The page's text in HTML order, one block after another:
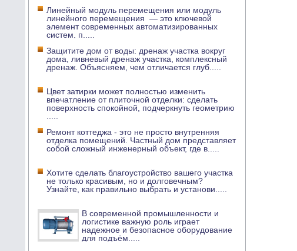
Линейный модуль перемещения или модуль
линейного перемещения — это ключевой
элемент современных автоматизированных
систем, п
Защитите дом от воды: дренаж участка вокруг
дома, ливневый дренаж участка, комплексный
дренаж. Объясняем, чем отличается глуб
Цвет затирки может полностью изменить
впечатление от плиточной отделки: сделать
поверхность спокойной, подчеркнуть геометрию
Ремонт коттеджа - это не просто внутренняя
отделка помещений. Частный дом представляет
собой сложный инженерный объект, где в
Хотите сделать благоустройство вашего участка
не только красивым, но и долговечным?
Узнайте, как правильно выбрать и установи
В современной промышленности и
логистике важную роль играет
надежное и безопасное оборудование
для подъём